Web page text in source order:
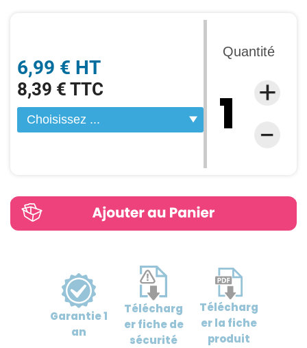
6,99 € HT
8,39 € TTC
Quantité
Garantie1
an
Télécharg
erfiche de
sécurité
Télécharg
erla fiche
produit